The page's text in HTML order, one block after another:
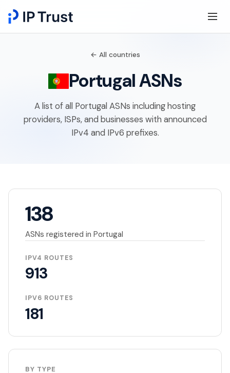
← All countries
Portugal ASNs
A list of all Portugal ASNs including hosting
providers, ISPs, and businesses with announced
IPv4 and IPv6 prefixes.
138
ASNs registered in Portugal
IPV4 ROUTES
913
IPV6 ROUTES
181
BY TYPE